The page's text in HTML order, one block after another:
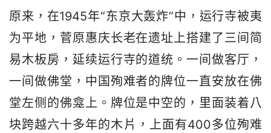
原来，在1945年“东京大轰炸”中，运行寺被夷
为平地，菅原惠庆长老在遗址上搭建了三间简
易木板房，延续运行寺的道统。一间做客厅，
一间做佛堂，中国殉难者的牌位一直安放在佛
堂左侧的佛龛上。牌位是中空的，里面装着八
块跨越六十多年的木片，上面有400多位殉难